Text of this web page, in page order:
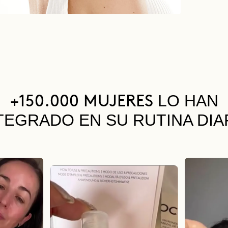
+150.000 MUJERES LO HAN
EN SU RUTINA